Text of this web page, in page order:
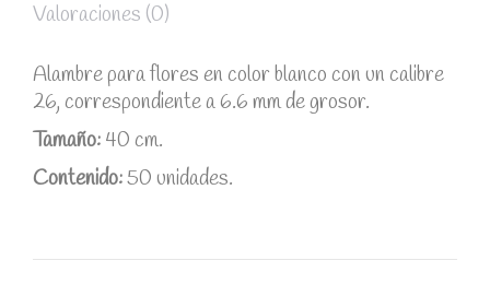
Valoraciones (0)
Alambre para flores en color blanco con un calibre
26, correspondiente a 6.6 mm de grosor.
Tamaño:40 cm.
Contenido:50 unidades.